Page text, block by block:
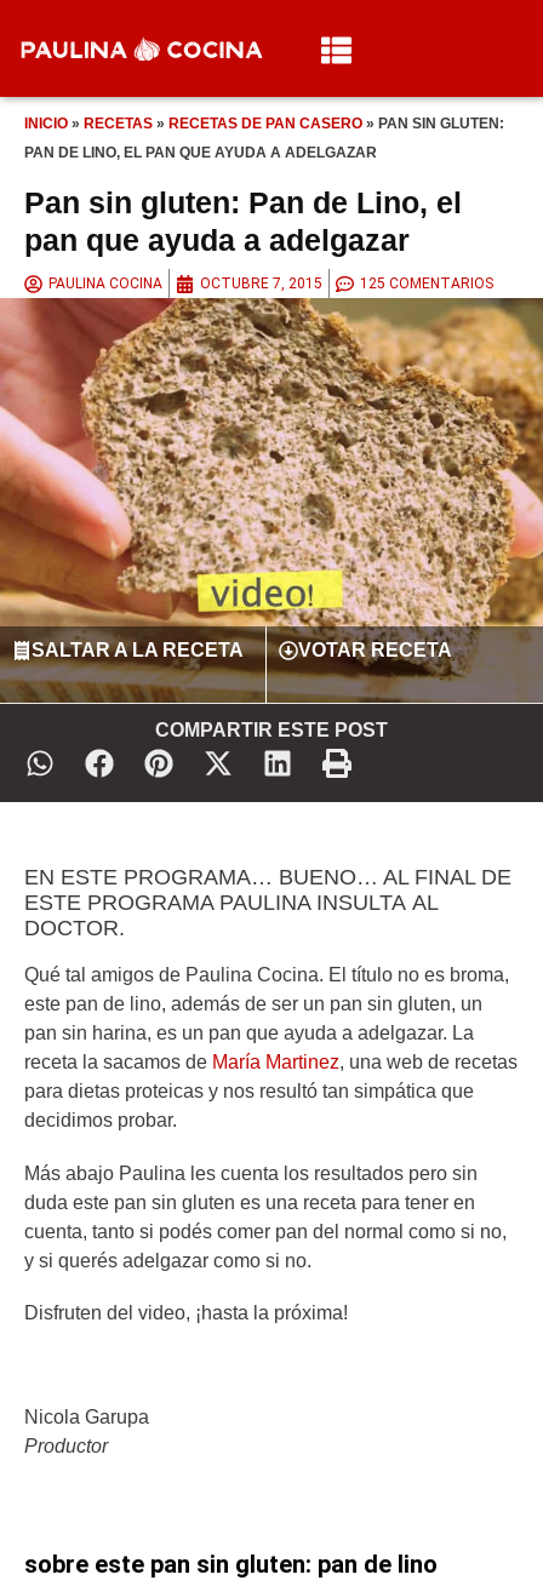
INICIO » RECETAS » RECETAS DE PAN CASERO » PAN SIN GLUTEN:
PAN DE LINO, EL PAN QUE AYUDA A ADELGAZAR
Pan sin gluten: Pan de Lino, el
pan que ayuda a adelgazar
PAULINA COCINA OCTUBRE 7, 2015 125 COMENTARIOS
SALTAR A LA RECETA VOTAR RECETA
COMPARTIR ESTE POST
EN ESTE PROGRAMA… BUENO… AL FINAL DE
ESTE PROGRAMA PAULINA INSULTA AL
DOCTOR.
Qué tal amigos de Paulina Cocina. El título no es broma,
este pan de lino, además de ser un pan sin gluten, un
pan sin harina, es un pan que ayuda a adelgazar. La
receta la sacamos de María Martinez, una web de recetas
para dietas proteicas y nos resultó tan simpática que
decidimos probar.
Más abajo Paulina les cuenta los resultados pero sin
duda este pan sin gluten es una receta para tener en
cuenta, tanto si podés comer pan del normal como si no,
y si querés adelgazar como si no.
Disfruten del video, ¡hasta la próxima!
Nicola Garupa
Productor
sobre este pan sin gluten: pan de lino